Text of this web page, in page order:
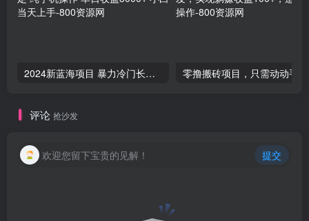
2024新蓝海项目 暴力冷门长期稳定 纯手机操作 单日收益3000+ 小白当天上手
评论 抢沙发
欢迎您留下宝贵的见解！ 提交